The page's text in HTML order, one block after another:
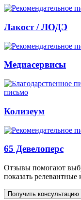
Лакост / ЛОДЭ
Медиасервисы
письмо
Колизеум
65 Девелоперс
Отзывы помогают
показать
Получить консультацию